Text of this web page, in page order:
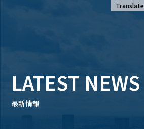
Translate
LATEST NEWS
最新情報